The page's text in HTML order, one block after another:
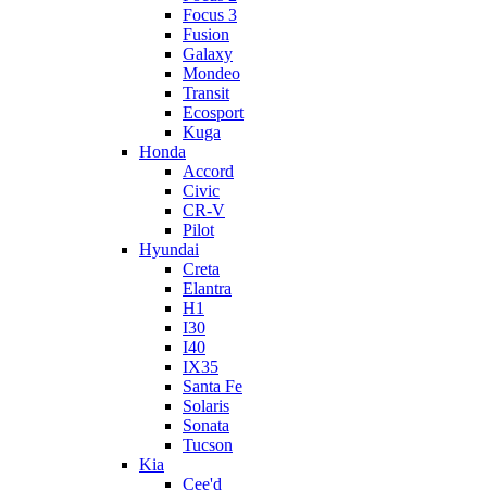
Focus 3
Fusion
Galaxy
Mondeo
Transit
Ecosport
Kuga
Honda
Accord
Civic
CR-V
Pilot
Hyundai
Creta
Elantra
H1
I30
I40
IX35
Santa Fe
Solaris
Sonata
Tucson
Kia
Cee'd